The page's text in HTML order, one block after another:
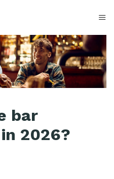
bar
2026?